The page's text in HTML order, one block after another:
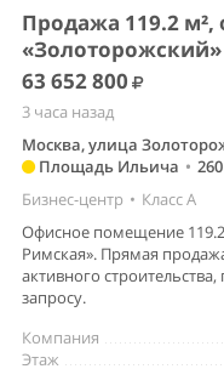
Продажа 119.2
«Золоторожский»
63 652 800
3 часа назад
Москва, улица
Площадь Ильича •
Бизнес-центр • Класс A
Офисное помещение 119.2
Римская». Прямая
активного
запросу.
Компания
Этаж